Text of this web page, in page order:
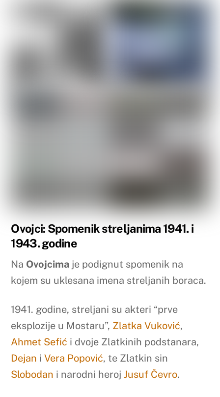
Ovojci: Spomenik streljanima 1941. i
1943. godine
Na Ovojcima je podignut spomenik na
kojem su uklesana imena streljanih boraca.
1941. godine, streljani su akteri “prve
eksplozije u Mostaru”, Zlatka Vuković,
Ahmet Sefić i dvoje Zlatkinih podstanara,
Dejan iVera Popović, te Zlatkin sin
Slobodan i narodni herojJusuf Čevro.